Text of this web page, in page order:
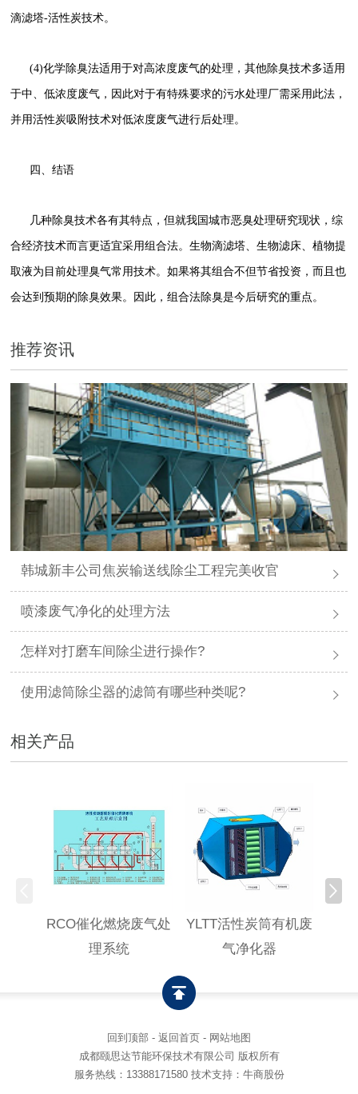
滴滤塔-活性炭技术。
(4)化学除臭法适用于对高浓度废气的处理，其他除臭技术多适用
于中、低浓度废气，因此对于有特殊要求的污水处理厂需采用此法，
并用活性炭吸附技术对低浓度废气进行后处理。
四、结语
几种除臭技术各有其特点，但就我国城市恶臭处理研究现状，综
合经济技术而言更适宜采用组合法。生物滴滤塔、生物滤床、植物提
取液为目前处理臭气常用技术。如果将其组合不但节省投资，而且也
会达到预期的除臭效果。因此，组合法除臭是今后研究的重点。
推荐资讯
韩城新丰公司焦炭输送线除尘工程完美收官
喷漆废气净化的处理方法
怎样对打磨车间除尘进行操作?
使用滤筒除尘器的滤筒有哪些种类呢?
相关产品
RCO催化燃烧废气处
理系统
YLTT活性炭筒有机废
气净化器
回到顶部 - 返回首页 - 网站地图
成都颐思达节能环保技术有限公司 版权所有
服务热线： 13388171580 技术支持：牛商股份